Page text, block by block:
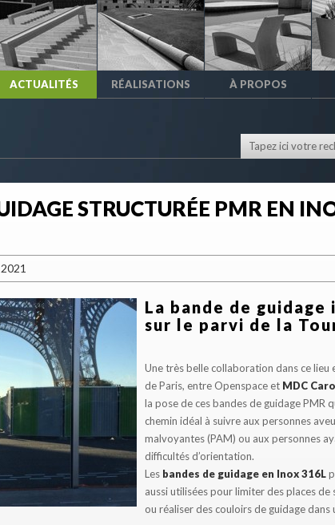
ACTUALITÉS RÉALISATIONS À PROPOS
STRUCTURÉE PMR EN
La bande de guidage
sur le parvi de la
Une très belle collaboration dans ce lieu
de Paris, entre Openspace et MDC
la pose de ces bandes de guidage PMR
chemin idéal à suivre aux personnes
malvoyantes (PAM) ou aux personnes
difficultés d’orientation.
Les bandes de guidage en Inox 316L
aussi utilisées pour limiter des places
ou réaliser des couloirs de guidage dans